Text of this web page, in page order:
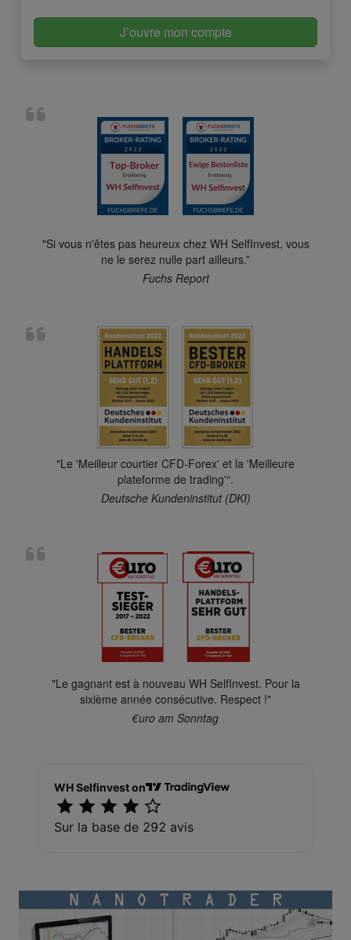
J’ouvre mon compte
"Si vous n'êtes pas heureux chez WH SelfInvest, vous
ne le serez nulle part ailleurs.”
Fuchs Report
"Le 'Meilleur courtier CFD-Forex' et la 'Meilleure
plateforme de trading'“.
Deutsche Kundeninstitut (DKI)
"Le gagnant est à nouveau WH SelfInvest. Pour la
sixième année consécutive. Respect !"
€uro am Sonntag